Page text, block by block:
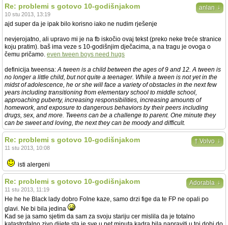
anlan ↓
Re: problemi s gotovo 10-godišnjakom
10 stu 2013, 13:19
ajd super da je ipak bilo korisno iako ne nudim rješenje
nevjerojatno, ali upravo mi je na fb iskočio ovaj tekst (preko neke treće stranice
koju pratim). baš ima veze s 10-godišnjim dječacima, a na tragu je ovoga o
čemu pričamo. even tween boys need hugs
definicija tweensa:A tween is a child between the ages of 9 and 12. A tween is
no longer a little child, but not quite a teenager. While a tween is not yet in the
midst of adolescence, he or she will face a variety of obstacles in the next few
years including transitioning from elementary school to middle school,
approaching puberty, increasing responsibilities, increasing amounts of
homework, and exposure to dangerous behaviors by their peers including
drugs, sex, and more. Tweens can be a challenge to parent. One minute they
can be sweet and loving, the next they can be moody and difficult.
† Volvo ↓
Re: problemi s gotovo 10-godišnjakom
11 stu 2013, 10:08
isti alergeni
Adorabla ↓
Re: problemi s gotovo 10-godišnjakom
11 stu 2013, 11:19
He he he Black lady dobro Folne kaze, samo drzi fige da te FP ne opali po
glavi. Ne bi bila jedina
Kad se ja samo sjetim da sam za svoju stariju cer mislila da je totalno